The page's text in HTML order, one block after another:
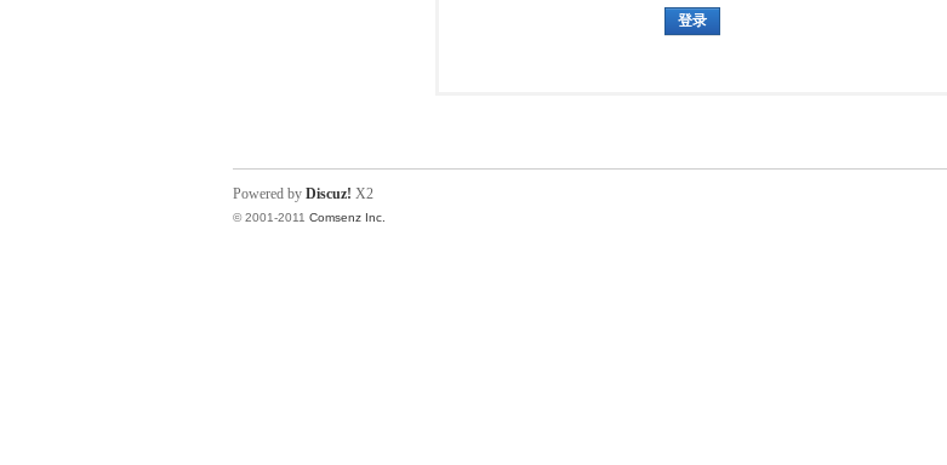
登录
Powered by Discuz! X2
© 2001-2011 Comsenz Inc.